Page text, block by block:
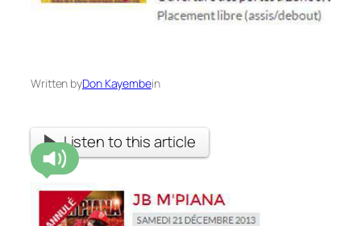
Written byDon Kayembein
Listen to this article